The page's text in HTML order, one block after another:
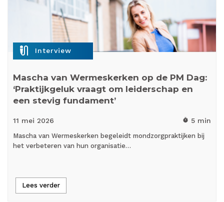
mic_external_on Interview
Mascha van Wermeskerken op de PM Dag:
‘Praktijkgeluk vraagt om leiderschap en
een stevig fundament’
11 mei 2026 timer 5 min
Mascha van Wermeskerken begeleidt mondzorgpraktijken bij
het verbeteren van hun organisatie…
Lees verder